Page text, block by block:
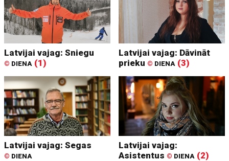
Latvijai vajag: Sniegu
© DIENA (1)
Latvijai vajag: Dāvināt
prieku © DIENA (3)
Latvijai vajag: Segas
© DIENA
Latvijai vajag:
Asistentus © DIENA (2)